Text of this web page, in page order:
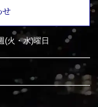
せ
(火・水)曜日